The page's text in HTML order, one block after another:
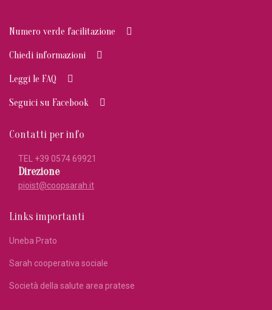
Numero verde facilitazione
Chiedi informazioni
Leggi le FAQ
Seguici su Facebook
Contatti per info
TEL +39 0574 69921
Direzione
pioist@coopsarah.it
Links importanti
Uneba Prato
Sarah cooperativa sociale
Società della salute area pratese